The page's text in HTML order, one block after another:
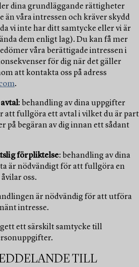
dina grundläggande rättigheter
än våra intressen och kräver skydd
vi inte har ditt samtycke eller vi är
dem enligt lag). Du kan få mer
våra berättigade intressen i
för dig när det gäller
att kontakta oss på adress
.
: behandling av dina uppgifter
att fullgöra ett avtal i vilket du är part
på begäran av dig innan ett sådant
förpliktelse: behandling av dina
är nödvändigt för att fullgöra en
oss.
är nödvändig för att utföra
intresse.
ett särskilt samtycke till
TILL